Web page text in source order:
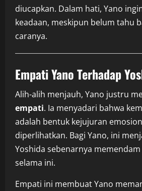
diucapkan. Dalam hati, Yano
keadaan, meskipun belum tahu
caranya.
Empati Yano Terhadap
Alih-alih menjauh, Yano justru
empati. Ia menyadari bahwa
adalah bentuk kejujuran
diperlihatkan. Bagi Yano, ini
Yoshida sebenarnya
selama ini.
Empati ini membuat Yano